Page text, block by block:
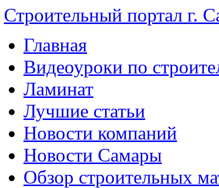
Строительный портал г.
Главная
Видеоуроки по
Ламинат
Лучшие статьи
Новости компаний
Новости Самары
Обзор строительных